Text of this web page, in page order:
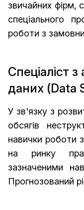
звичайних фірм,
спеціального
роботи з
Спеціаліст
даних (Data
У зв'язку з
обсягів
навички роботи
на ринку
зазначеними
Прогнозований